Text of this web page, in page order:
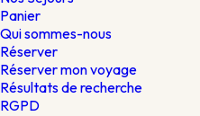
Panier
Qui sommes-nous
Réserver
Réserver mon voyage
Résultats de recherche
RGPD